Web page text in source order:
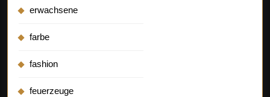
erwachsene
farbe
fashion
feuerzeuge